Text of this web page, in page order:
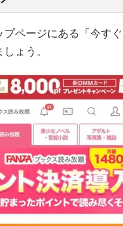
ページにある「今す
ょう。